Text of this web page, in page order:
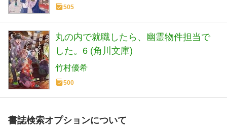
505
丸の内で就職したら、幽霊物件担当で
した。6 (角川文庫)
竹村優希
500
書誌検索オプションについて